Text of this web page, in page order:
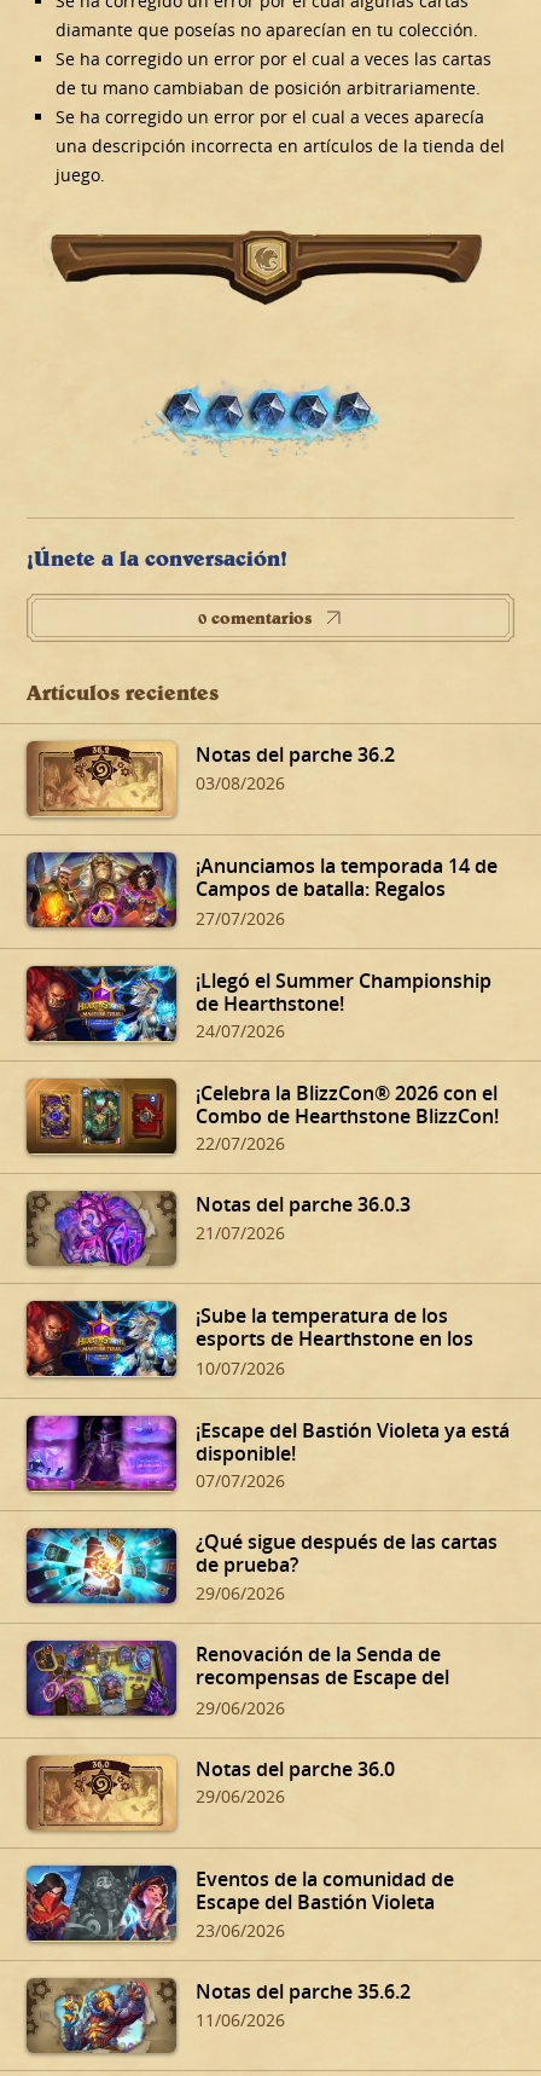
diamante que poseías no aparecían en tu colección.
Se ha corregido un error por el cual a veces las cartas
de tu mano cambiaban de posición arbitrariamente.
Se ha corregido un error por el cual a veces aparecía
una descripción incorrecta en artículos de la tienda del
juego.
¡Únete a la conversación!
0 comentarios
Artículos recientes
Notas del parche 36.2
03/08/2026
¡Anunciamos la temporada 14 de
Campos de batalla: Regalos
oscuros de Dalaran!
27/07/2026
¡Llegó el Summer Championship
de Hearthstone!
24/07/2026
¡Celebra la BlizzCon® 2026 con el
Combo de Hearthstone BlizzCon!
22/07/2026
Notas del parche 36.0.3
21/07/2026
¡Sube la temperatura de los
esports de Hearthstone en los
Summer Playoffs!
10/07/2026
¡Escape del Bastión Violeta ya está
disponible!
07/07/2026
¿Qué sigue después de las cartas
de prueba?
29/06/2026
Renovación de la Senda de
recompensas de Escape del
Bastión Violeta
29/06/2026
Notas del parche 36.0
29/06/2026
Eventos de la comunidad de
Escape del Bastión Violeta
23/06/2026
Notas del parche 35.6.2
11/06/2026